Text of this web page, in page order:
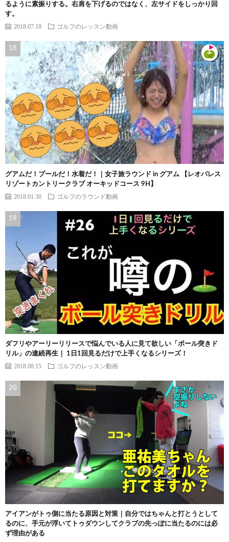
るように素振りする。右肩を下げるのではなく、左サイドをしっかり回
す。
2018.07.18 ゴルフのレッスン動画
グアムだ！プールだ！水着だ！｜女子旅ラウンド in グアム 【レオパレス
リゾートカントリークラブ オーキッドコース 9H】
2018.01.30 ゴルフのラウンド動画
ダフリやアーリーリリースで悩んでいる人に見て欲しい「ボール突きド
リル」の連続再生｜ 1日1回見るだけで上手くなるシリーズ！
2018.08.15 ゴルフのレッスン動画
アイアンがトゥ側に当たる原因と対策｜自分ではちゃんと打とうとして
るのに、手元が浮いてトゥダウンしてクラブの先っぽに当たるのには必
ず理由がある